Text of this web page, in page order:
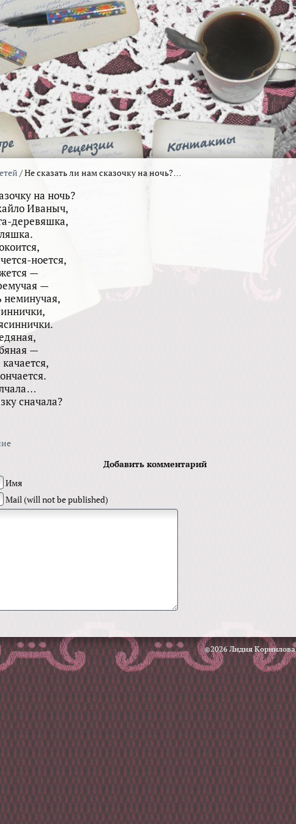
/Не сказать ли нам сказочку на ночь?…
на ночь?
Иваныч,
деревяшка,
ноется,
—
—
неминучая,
—
сначала?
Добавить комментарий
Имя
Mail (will not be published)
©2026 Лидия Корнилова